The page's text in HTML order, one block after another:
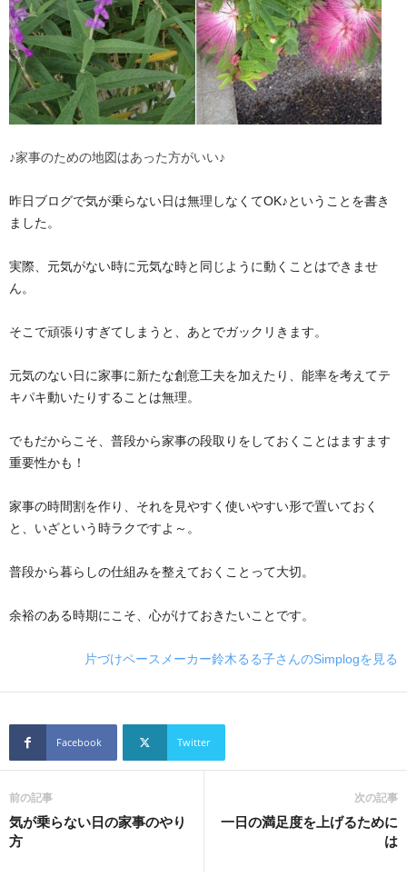
♪家事のための地図はあった方がいい♪
昨日ブログで気が乗らない日は無理しなくてOK♪ということを書き
ました。
実際、元気がない時に元気な時と同じように動くことはできませ
ん。
そこで頑張りすぎてしまうと、あとでガックリきます。
元気のない日に家事に新たな創意工夫を加えたり、能率を考えてテ
キパキ動いたりすることは無理。
でもだからこそ、普段から家事の段取りをしておくことはますます
重要性かも！
家事の時間割を作り、それを見やすく使いやすい形で置いておく
と、いざという時ラクですよ～。
普段から暮らしの仕組みを整えておくことって大切。
余裕のある時期にこそ、心がけておきたいことです。
片づけペースメーカー鈴木るる子さんのSimplogを見る
Facebook Twitter
前の記事
気が乗らない日の家事のやり
方
次の記事
一日の満足度を上げるために
は